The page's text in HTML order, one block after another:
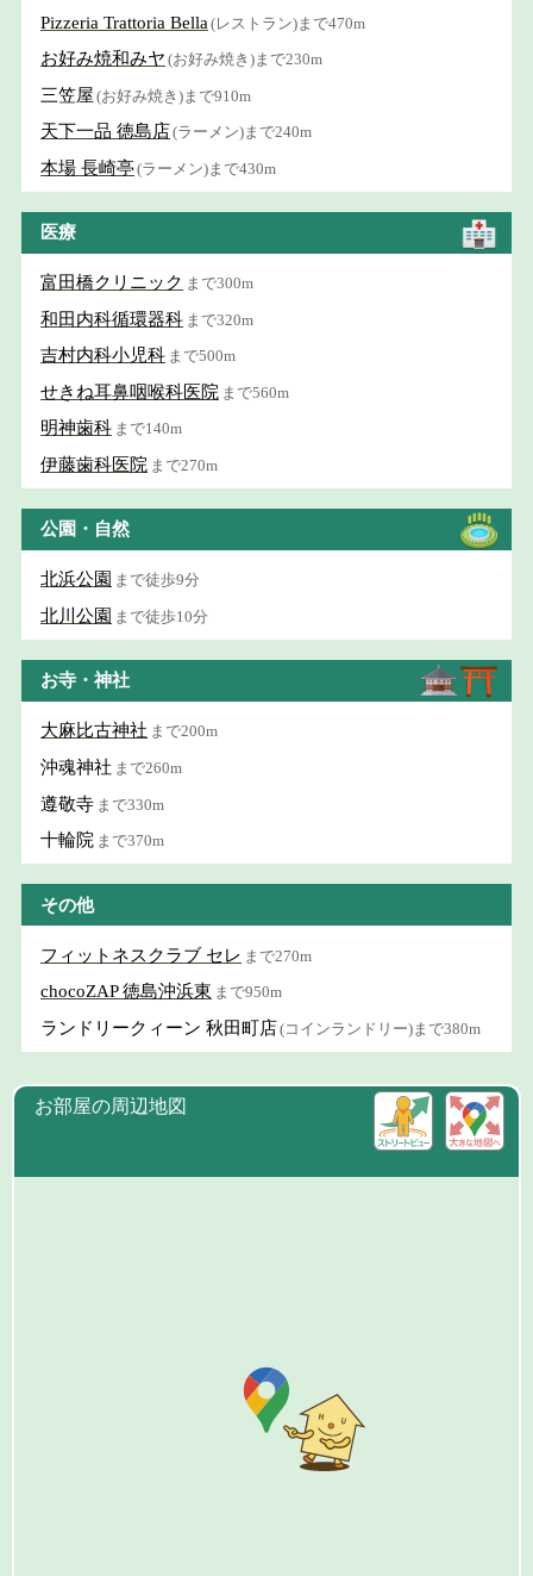
Pizzeria Trattoria Bella (レストラン)まで470m
お好み焼和みヤ (お好み焼き)まで230m
三笠屋 (お好み焼き)まで910m
天下一品 徳島店(ラーメン)まで240m
本場 長崎亭(ラーメン)まで430m
医療
富田橋クリニック まで300m
和田内科循環器科 まで320m
吉村内科小児科 まで500m
せきね耳鼻咽喉科医院 まで560m
明神歯科 まで140m
伊藤歯科医院 まで270m
公園・自然
北浜公園 まで徒歩9分
北川公園 まで徒歩10分
お寺・神社
大麻比古神社 まで200m
沖魂神社 まで260m
遵敬寺 まで330m
十輪院 まで370m
その他
フィットネスクラブ セレ まで270m
chocoZAP 徳島沖浜東 まで950m
ランドリークィーン 秋田町店(コインランドリー)まで380m
お部屋の周辺地図